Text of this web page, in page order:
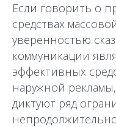
Если говорить о
средствах
уверенностью
коммуникации
эффективных
наружной
диктуют ряд